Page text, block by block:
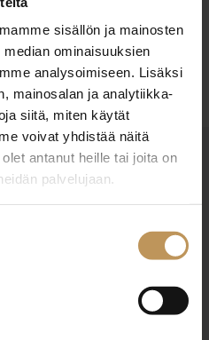
sisällön ja mainosten
ominaisuuksien
analysoimiseen. Lisäksi
mainosalan ja analytiikka-
siitä, miten käytät
voivat yhdistää näitä
antanut heille tai joita on
palvelujaan.
rf